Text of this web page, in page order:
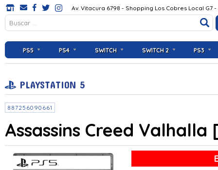
Av. Vitacura 6798 - Shopping Los Cobres Local G7
PS5 PS4 SWITCH SWITCH 2 PS3
PLAYSTATION 5
887256090661
Assassins Creed Valhalla